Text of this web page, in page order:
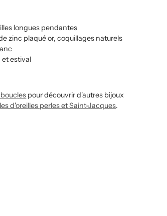
longues pendantes
zinc plaqué or, coquillages naturels
estival
pour découvrir d'autres bijoux
d'oreilles perles et Saint-Jacques.